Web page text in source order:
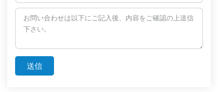
送信